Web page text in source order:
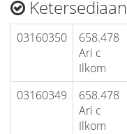
Ketersediaan
03160350
658.478
Ari c
Ilkom
03160349
658.478
Ari c
Ilkom